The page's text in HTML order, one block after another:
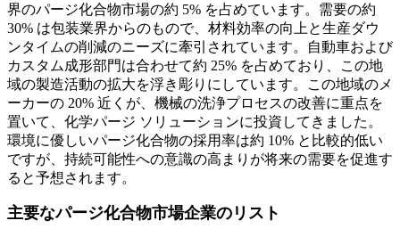
界のパージ化合物市場の約 5% を占めています。需要の約
30% は包装業界からのもので、材料効率の向上と生産ダウ
ンタイムの削減のニーズに牽引されています。自動車および
カスタム成形部門は合わせて約 25% を占めており、この地
域の製造活動の拡大を浮き彫りにしています。この地域のメ
ーカーの 20% 近くが、機械の洗浄プロセスの改善に重点を
置いて、化学パージ ソリューションに投資してきました。
環境に優しいパージ化合物の採用率は約 10% と比較的低い
ですが、持続可能性への意識の高まりが将来の需要を促進す
ると予想されます。
主要なパージ化合物市場企業のリスト